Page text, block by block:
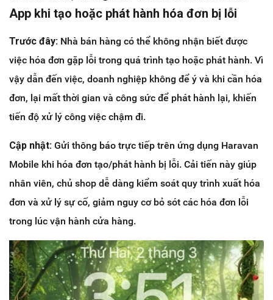
App khi tạo hoặc phát hành hóa đơn bị lỗi
Trước đây: Nhà bán hàng có thể không nhận biết được
việc hóa đơn gặp lỗi trong quá trình tạo hoặc phát hành. Vì
vậy dẫn đến việc, doanh nghiệp không để ý và khi cần hóa
đơn, lại mất thời gian và công sức để phát hành lại, khiến
tiến độ xử lý công việc chậm đi.
Cập nhật: Gửi thông báo trực tiếp trên ứng dụng Haravan
Mobile khi hóa đơn tạo/phát hành bị lỗi. Cải tiến này giúp
nhân viên, chủ shop dễ dàng kiểm soát quy trình xuất hóa
đơn và xử lý sự cố, giảm nguy cơ bỏ sót các hóa đơn lỗi
trong lúc vận hành cửa hàng.